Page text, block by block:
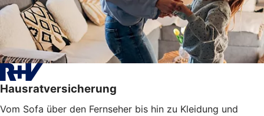
Hausratversicherung
Vom Sofa über den Fernseher bis hin zu Kleidung und